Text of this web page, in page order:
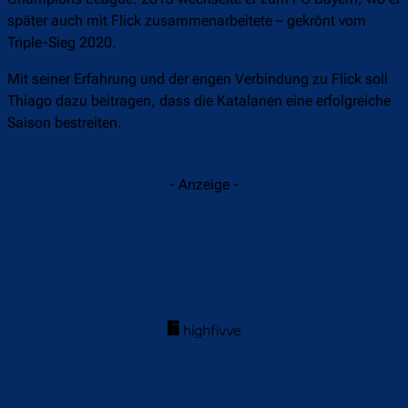
später auch mit Flick zusammenarbeitete – gekrönt vom
Triple-Sieg 2020.
Mit seiner Erfahrung und der engen Verbindung zu Flick soll
Thiago dazu beitragen, dass die Katalanen eine erfolgreiche
Saison bestreiten.
- Anzeige -